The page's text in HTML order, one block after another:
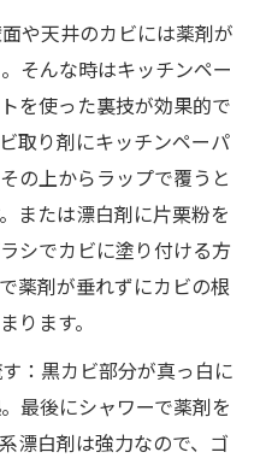
や天井のカビには薬剤が
そんな時はキッチンペー
を使った裏技が効果的で
取り剤にキッチンペーパ
の上からラップで覆うと
または漂白剤に片栗粉を
シでカビに塗り付ける方
薬剤が垂れずにカビの根
ります。
：黒カビ部分が真っ白に
最後にシャワーで薬剤を
漂白剤は強力なので、ゴ